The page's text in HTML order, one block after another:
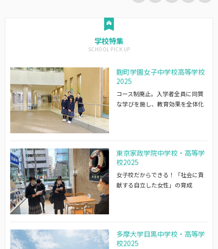
学校特集
麴町学園女子中学校高等学校
2025
コース制廃止。入学者全員に同質
な学びを施し、教育効果を全体化
東京家政学院中学校・高等学
校2025
女子校だからできる！「社会に貢
献する自立した女性」の育成
多摩大学目黒中学校・高等学
校2025